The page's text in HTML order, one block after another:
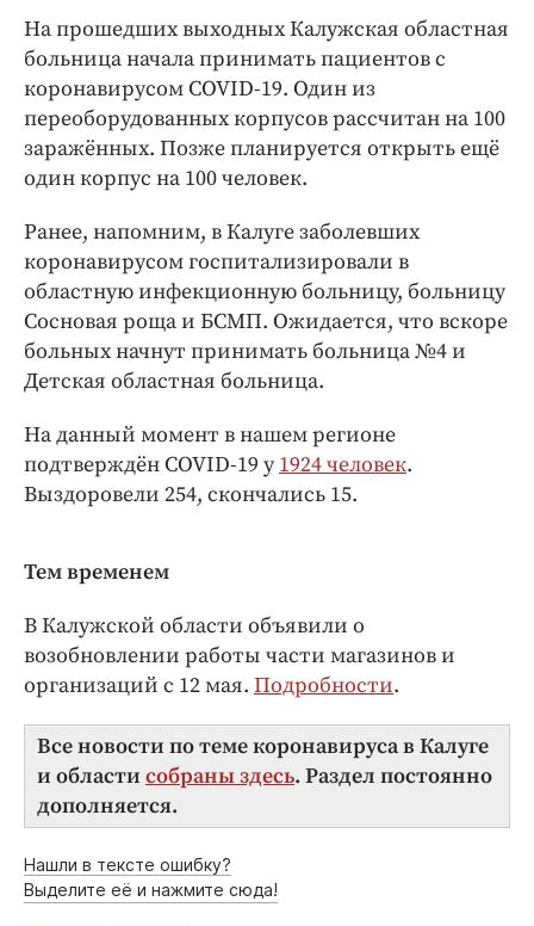
Интересное чтиво
Клиника года
Бренд года
Работодатель года
На прошедших выходных Калужская областная
больница начала принимать пациентов с
коронавирусом COVID-19. Один из
переоборудованных корпусов рассчитан на 100
заражённых. Позже планируется открыть ещё
один корпус на 100 человек.
Ранее, напомним, в Калуге заболевших
коронавирусом госпитализировали в
областную инфекционную больницу, больницу
Сосновая роща и БСМП. Ожидается, что вскоре
больных начнут принимать больница №4 и
Детская областная больница.
На данный момент в нашем регионе
подтверждён COVID-19 у1924 человек.
Выздоровели 254, скончались 15.
Тем временем
В Калужской области объявили о
возобновлении работы части магазинов и
организаций с 12 мая. Подробности.
Все новости по теме коронавируса в Калуге
и области собраны здесь. Раздел постоянно
дополняется.
Нашли в тексте ошибку?
Выделите её и нажмите сюда!